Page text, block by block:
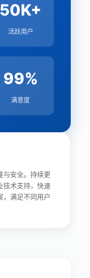
50K+
活跃用户
99%
满意度
与安全。持续更
技术支持，快速
，满足不同用户